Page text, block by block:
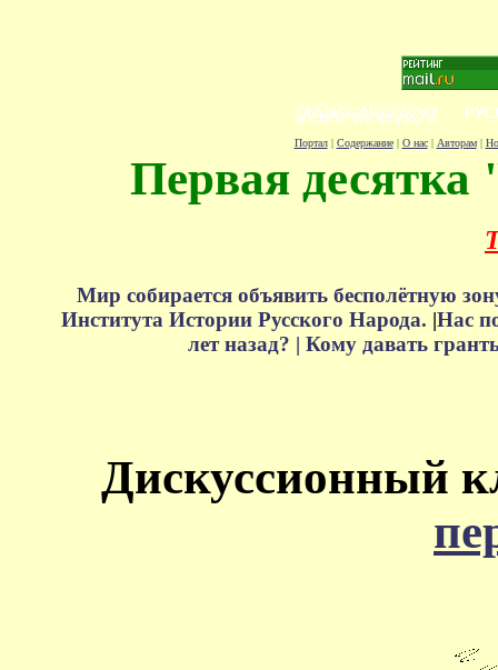
Портал| Содержание| О нас| Авторам|
Первая десятка
Мир собирается объявить бесполётную
Института Истории Русского Народа. |Нас
лет назад? | Кому давать
Дискуссионный